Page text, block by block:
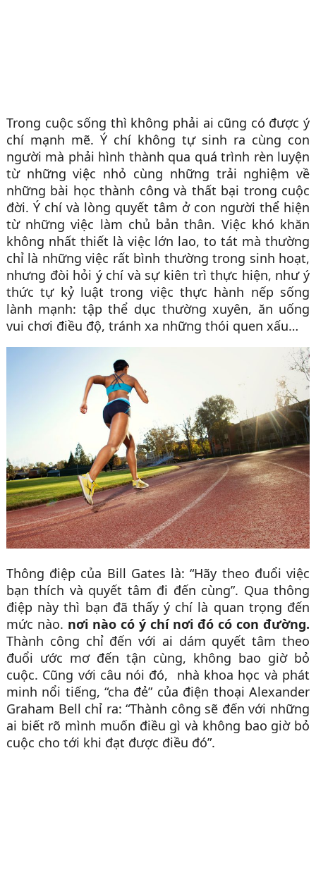
Trong cuộc sống thì không phải ai cũng có được ý
chí mạnh mẽ. Ý chí không tự sinh ra cùng con
người mà phải hình thành qua quá trình rèn luyện
từ những việc nhỏ cùng những trải nghiệm về
những bài học thành công và thất bại trong cuộc
đời. Ý chí và lòng quyết tâm ở con người thể hiện
từ những việc làm chủ bản thân. Việc khó khăn
không nhất thiết là việc lớn lao, to tát mà thường
chỉ là những việc rất bình thường trong sinh hoạt,
nhưng đòi hỏi ý chí và sự kiên trì thực hiện, như ý
thức tự kỷ luật trong việc thực hành nếp sống
lành mạnh: tập thể dục thường xuyên, ăn uống
vui chơi điều độ, tránh xa những thói quen xấu…
Thông điệp của Bill Gates là: “Hãy theo đuổi việc
bạn thích và quyết tâm đi đến cùng”. Qua thông
điệp này thì bạn đã thấy ý chí là quan trọng đến
mức nào. nơi nào có ý chí nơi đó có con đường.
Thành công chỉ đến với ai dám quyết tâm theo
đuổi ước mơ đến tận cùng, không bao giờ bỏ
cuộc. Cũng với câu nói đó, nhà khoa học và phát
minh nổi tiếng, “cha đẻ” của điện thoại Alexander
Graham Bell chỉ ra: “Thành công sẽ đến với những
ai biết rõ mình muốn điều gì và không bao giờ bỏ
cuộc cho tới khi đạt được điều đó”.